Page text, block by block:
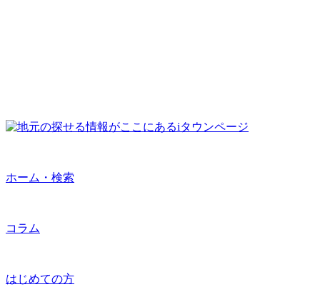
ホーム・検索
コラム
はじめての方